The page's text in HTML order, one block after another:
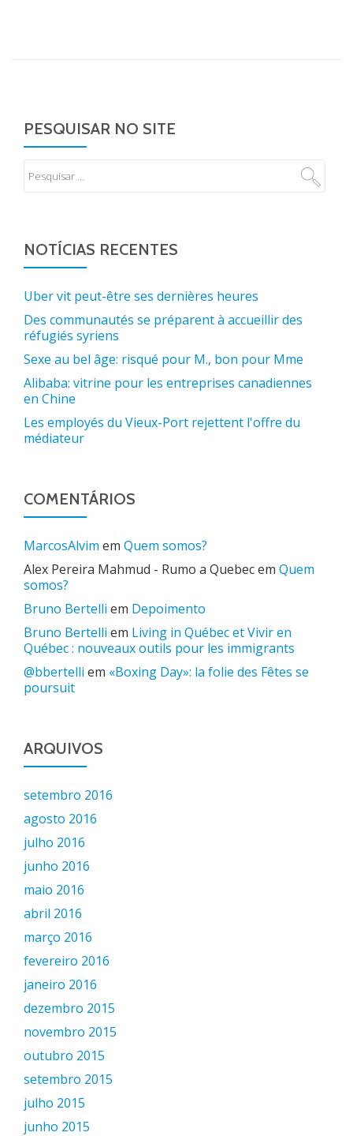
PESQUISAR NO SITE
NOTÍCIAS RECENTES
Uber vit peut-être ses dernières heures
Des communautés se préparent à accueillir des
réfugiés syriens
Sexe au bel âge: risqué pour M., bon pour Mme
Alibaba: vitrine pour les entreprises canadiennes
en Chine
Les employés du Vieux-Port rejettent l'offre du
médiateur
COMENTÁRIOS
MarcosAlvim em Quem somos?
Alex Pereira Mahmud - Rumo a Quebecem Quem
somos?
Bruno Bertelli em Depoimento
Bruno Bertelli em Living in Québec et Vivir en
Québec : nouveaux outils pour les immigrants
@bbertelli em «Boxing Day»: la folie des Fêtes se
poursuit
ARQUIVOS
setembro 2016
agosto 2016
julho 2016
junho 2016
maio 2016
abril 2016
março 2016
fevereiro 2016
janeiro 2016
dezembro 2015
novembro 2015
outubro 2015
setembro 2015
julho 2015
junho 2015